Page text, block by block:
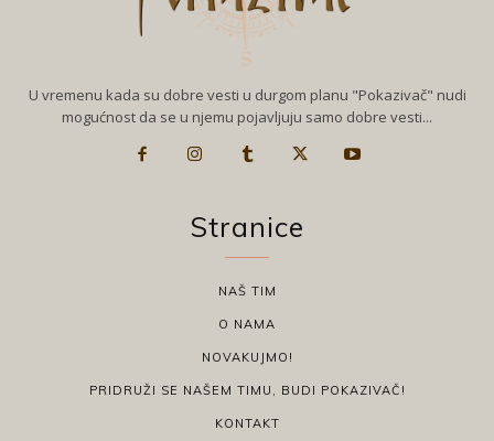
U vremenu kada su dobre vesti u durgom planu "Pokazivač" nudi
mogućnost da se u njemu pojavljuju samo dobre vesti...
Stranice
NAŠ TIM
O NAMA
NOVAKUJMO!
PRIDRUŽI SE NAŠEM TIMU, BUDI POKAZIVAČ!
KONTAKT